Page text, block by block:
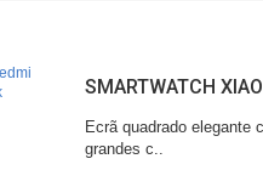
SMARTWATCH
Ecrã quadrado elegante
grandes c..